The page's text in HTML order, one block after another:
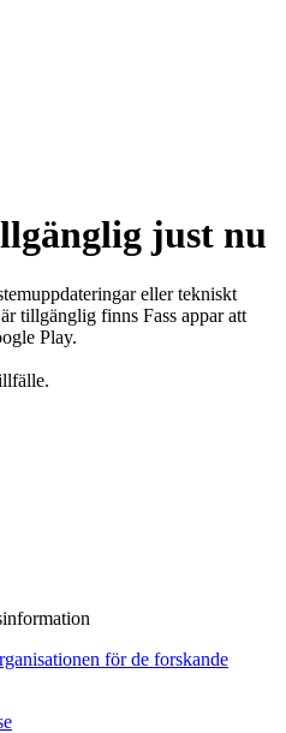
just nu
eller tekniskt
tillgänglig finns Fass appar att
Play.
för de forskande